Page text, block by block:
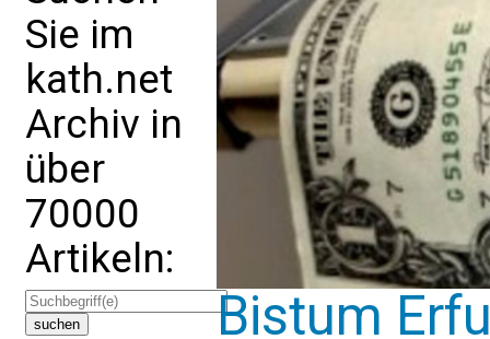
Sie im
kath.net
Archiv in
über
70000
Artikeln:
Bistum